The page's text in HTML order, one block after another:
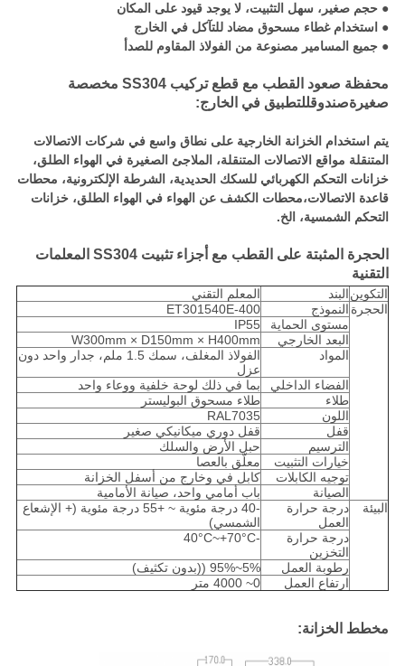
● حجم صغير، سهل التثبيت، لا يوجد قيود على المكان
● استخدام غطاء مسحوق مضاد للتآكل في الخارج
● جميع المسامير مصنوعة من الفولاذ المقاوم للصدأ
محفظة صعود القطب مع قطع تركيب SS304 مخصصة
صغيرةصندوقللتطبيق في الخارج:
يتم استخدام الخزانة الخارجية على نطاق واسع في شركات الاتصالات
المتنقلة مواقع الاتصالات المتنقلة، الملاجئ الصغيرة في الهواء الطلق،
خزانات التحكم الكهربائي للسكك الحديدية، الشرطة الإلكترونية، محطات
قاعدة الاتصالات،محطات الكشف عن الهواء في الهواء الطلق، خزانات
التحكم الشمسية، الخ.
الحجرة المثبتة على القطب مع أجزاء تثبيت SS304 المعلمات
التقنية
التكوينالبند
المعلم التقني
الحجرة النموذج
ET301540E-400
مستوى الحماية
IP55
البعد الخارجي
W300mm × D150mm × H400mm
المواد
الفولاذ المغلف، سمك 1.5 ملم، جدار واحد دون
عزل
الفضاء الداخلي
بما في ذلك لوحة خلفية ووعاء واحد
طلاء
طلاء مسحوق البوليستر
اللون
RAL7035
قفل
قفل دوري ميكانيكي صغير
الترسيم
حبل الأرض والسلك
خيارات التثبيت
معلّق بالعصا
توجيه الكابلات
كابل في وخارج من أسفل الخزانة
الصيانة
باب أمامي واحد، صيانة الأمامية
البيئة
درجة حرارة
العمل
-40 درجة مئوية ~ +55 درجة مئوية (+ الإشعاع
الشمسي)
درجة حرارة
التخزين
-40°C~+70°C
رطوبة العمل
5%~95% ((بدون تكثيف)
ارتفاع العمل
0~ 4000 متر
مخطط الخزانة: